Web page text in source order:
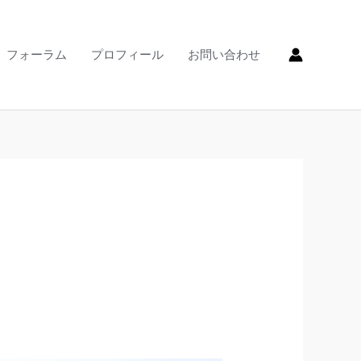
フォーラム プロフィール お問い合わせ